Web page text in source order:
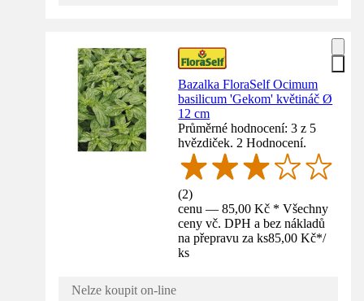
Bazalka FloraSelf Ocimum
basilicum 'Gekom' květináč Ø
12 cm
Průměrné hodnocení: 3 z 5
hvězdiček. 2 Hodnocení.
(2)
cenu — 85,00 Kč * Všechny
ceny vč. DPH a bez nákladů
na přepravu za ks85,00 Kč*/
ks
Nelze koupit on-line